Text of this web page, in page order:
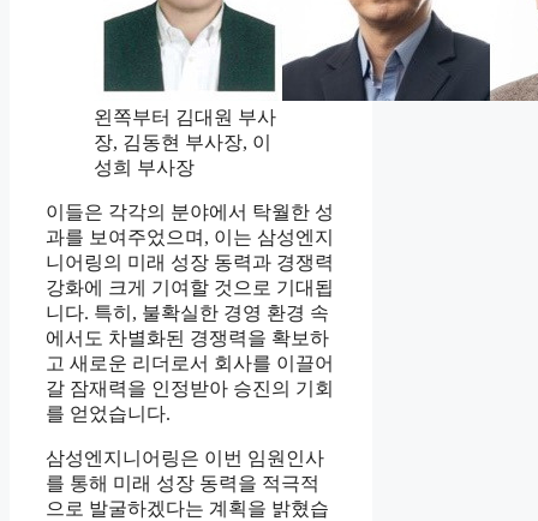
왼쪽부터 김대원 부사
장, 김동현 부사장, 이
성희 부사장
이들은 각각의 분야에서 탁월한 성
과를 보여주었으며, 이는 삼성엔지
니어링의 미래 성장 동력과 경쟁력
강화에 크게 기여할 것으로 기대됩
니다. 특히, 불확실한 경영 환경 속
에서도 차별화된 경쟁력을 확보하
고 새로운 리더로서 회사를 이끌어
갈 잠재력을 인정받아 승진의 기회
를 얻었습니다.
삼성엔지니어링은 이번 임원인사
를 통해 미래 성장 동력을 적극적
으로 발굴하겠다는 계획을 밝혔습